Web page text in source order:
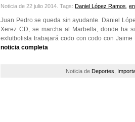
Noticia de 22 julio 2014. Tags: Daniel López Ramos
Juan Pedro se queda sin ayudante. Daniel
Xerez CD, se marcha al Marbella, donde ha
exfutbolista trabajará codo con codo con
noticia completa
Noticia de Deportes